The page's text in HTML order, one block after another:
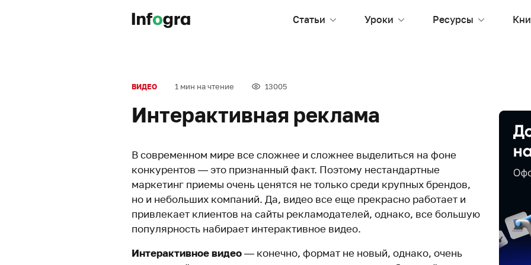
Статьи Уроки Ресурсы
ВИДЕО 1 мин на чтение 13005
Интерактивная реклама
В современном мире все сложнее и сложнее выделиться на фоне
конкурентов — это признанный факт. Поэтому нестандартные
маркетинг приемы очень ценятся не только среди крупных брендов,
но и небольших компаний. Да, видео все еще прекрасно работает и
привлекает клиентов на сайты рекламодателей, однако, все большую
популярность набирает интерактивное видео.
Интерактивное видео— конечно, формат не новый, однако, очень